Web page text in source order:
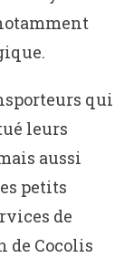
qui
leurs
aussi
petits
de
de Cocolis